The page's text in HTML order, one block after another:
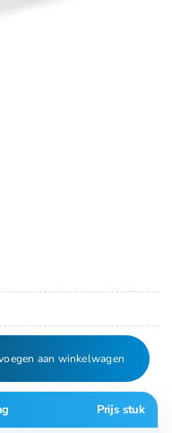
aan winkelwagen
Prijs stuk